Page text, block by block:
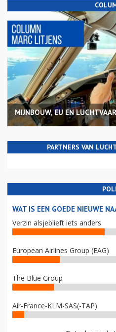
MIJNBOUW, EU EN
PARTNERS VAN
WAT IS EEN GOEDE NIEUWE
Verzin alsjeblieft iets anders
European Airlines Group (EAG)
The Blue Group
Air-France-KLM-SAS(-TAP)